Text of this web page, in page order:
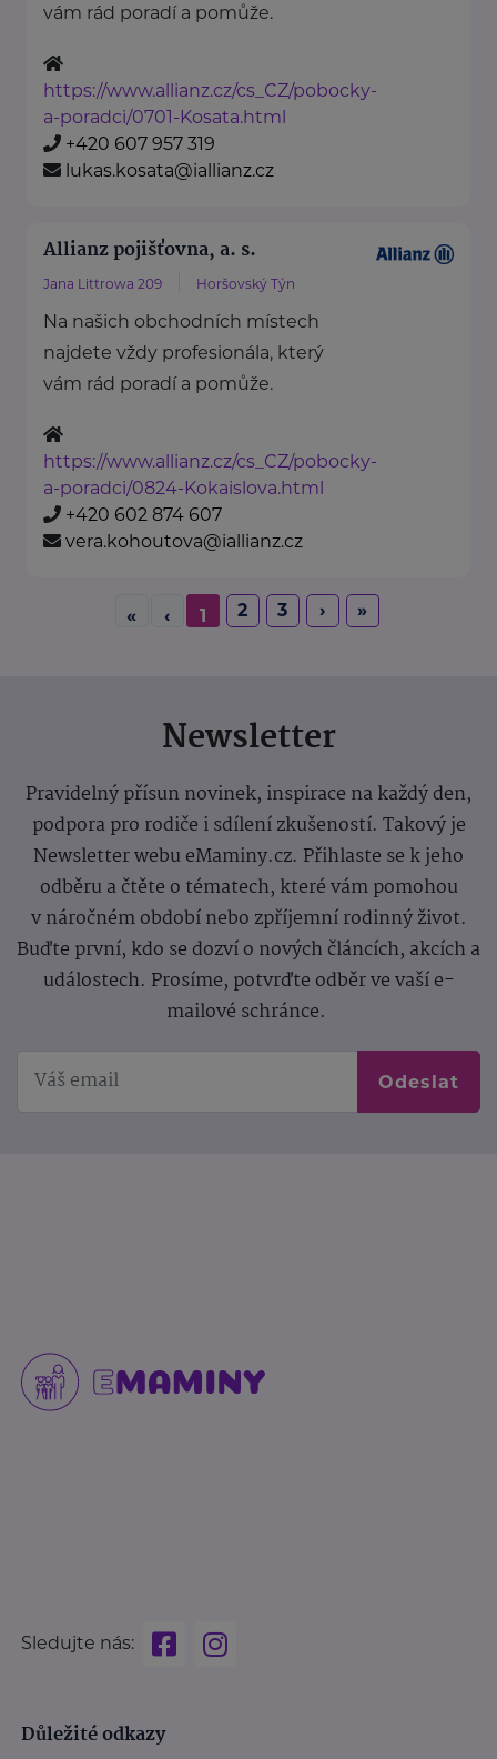
vám rád poradí a pomůže.
https://www.allianz.cz/cs_CZ/pobocky-
a-poradci/0701-Kosata.html
+420 607 957 319
lukas.kosata@iallianz.cz
Allianz pojišťovna, a. s.
Jana Littrowa 209 Horšovský Týn
Na našich obchodních místech
najdete vždy profesionála, který
vám rád poradí a pomůže.
https://www.allianz.cz/cs_CZ/pobocky-
a-poradci/0824-Kokaislova.html
+420 602 874 607
vera.kohoutova@iallianz.cz
« ‹ 1 2 3 › »
Newsletter
Pravidelný přísun novinek, inspirace na každý den,
podpora pro rodiče i sdílení zkušeností. Takový je
Newsletter webu eMaminy.cz. Přihlaste se k jeho
odběru a čtěte o tématech, které vám pomohou
v náročném období nebo zpříjemní rodinný život.
Buďte první, kdo se dozví o nových článcích, akcích a
událostech. Prosíme, potvrďte odběr ve vaší e-
mailové schránce.
Odeslat
Sledujte nás:
Důležité odkazy